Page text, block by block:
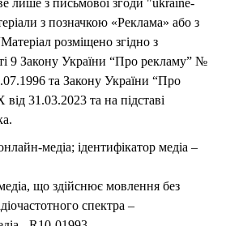
з позначкою «Реклама» або з
розміщено згідно з
9 Закону України “Про рекламу” №
та Закону України “Про
31.03.2023 та на підставі
медіа; ідентифікатор медіа –
що здійснює мовлення без
спектра –